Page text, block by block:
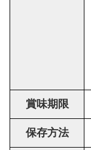
賞味期限
保存方法